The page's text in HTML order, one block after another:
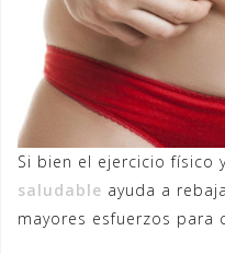
Si bien el ejercicio físico
saludable ayuda a
mayores esfuerzos para